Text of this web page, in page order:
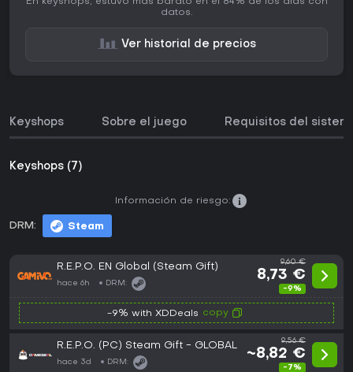
datos.
Ver historial de precios
Keyshops Sobre el juego Requisitos del
Keyshops (7)
DRM: Steam
Información de riesgo:
R.E.P.O. EN Global (Steam Gift)
hace 6h DRM:
9,60 €
8,73 €
-9%
-9% with XDDeals copy
R.E.P.O. (PC) Steam Gift - GLOBAL
hace 3d DRM:
9,56 €
~8,82 €
-7%